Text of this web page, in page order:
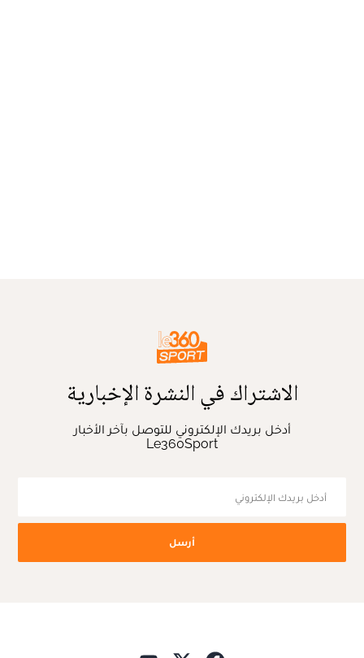
الاشتراك في النشرة الإخبارية
أدخل بريدك الإلكتروني للتوصل بآخر الأخبار
Le360Sport
أرسل